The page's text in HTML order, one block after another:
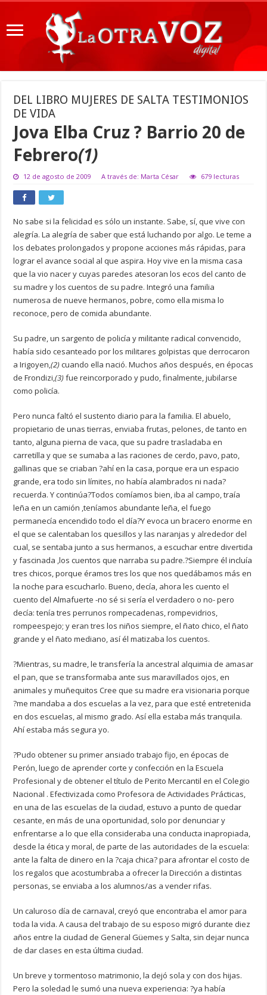
DEL LIBRO MUJERES DE SALTA TESTIMONIOS
DE VIDA
Jova Elba Cruz ? Barrio 20 de
Febrero(1)
12 de agosto de 2009 A través de: Marta César 679 lecturas
No sabe si la felicidad es sólo un instante. Sabe, sí, que vive con
alegría. La alegría de saber que está luchando por algo. Le teme a
los debates prolongados y propone acciones más rápidas, para
lograr el avance social al que aspira. Hoy vive en la misma casa
que la vio nacer y cuyas paredes atesoran los ecos del canto de
su madre y los cuentos de su padre. Integró una familia
numerosa de nueve hermanos, pobre, como ella misma lo
reconoce, pero de comida abundante.
Su padre, un sargento de policía y militante radical convencido,
había sido cesanteado por los militares golpistas que derrocaron
a Irigoyen,(2)cuando ella nació. Muchos años después, en épocas
de Frondizi,(3)fue reincorporado y pudo, finalmente, jubilarse
como policía.
Pero nunca faltó el sustento diario para la familia. El abuelo,
propietario de unas tierras, enviaba frutas, pelones, de tanto en
tanto, alguna pierna de vaca, que su padre trasladaba en
carretilla y que se sumaba a las raciones de cerdo, pavo, pato,
gallinas que se criaban ?ahí en la casa, porque era un espacio
grande, era todo sin límites, no había alambrados ni nada?
recuerda. Y continúa?Todos comíamos bien, iba al campo, traía
leña en un camión ,teníamos abundante leña, el fuego
permanecía encendido todo el día?Y evoca un bracero enorme en
el que se calentaban los quesillos y las naranjas y alrededor del
cual, se sentaba junto a sus hermanos, a escuchar entre divertida
y fascinada ,los cuentos que narraba su padre.?Siempre él incluía
tres chicos, porque éramos tres los que nos quedábamos más en
la noche para escucharlo. Bueno, decía, ahora les cuento el
cuento del Almafuerte -no sé si sería el verdadero o no- pero
decía: tenía tres perrunos rompecadenas, rompevidrios,
rompeespejo; y eran tres los niños siempre, el ñato chico, el ñato
grande y el ñato mediano, así él matizaba los cuentos.
?Mientras, su madre, le transfería la ancestral alquimia de amasar
el pan, que se transformaba ante sus maravillados ojos, en
animales y muñequitos Cree que su madre era visionaria porque
?me mandaba a dos escuelas a la vez, para que esté entretenida
en dos escuelas, al mismo grado. Así ella estaba más tranquila.
Ahí estaba más segura yo.
?Pudo obtener su primer ansiado trabajo fijo, en épocas de
Perón, luego de aprender corte y confección en la Escuela
Profesional y de obtener el título de Perito Mercantil en el Colegio
Nacional . Efectivizada como Profesora de Actividades Prácticas,
en una de las escuelas de la ciudad, estuvo a punto de quedar
cesante, en más de una oportunidad, solo por denunciar y
enfrentarse a lo que ella consideraba una conducta inapropiada,
desde la ética y moral, de parte de las autoridades de la escuela:
ante la falta de dinero en la ?caja chica? para afrontar el costo de
los regalos que acostumbraba a ofrecer la Dirección a distintas
personas, se enviaba a los alumnos/as a vender rifas.
Un caluroso día de carnaval, creyó que encontraba el amor para
toda la vida. A causa del trabajo de su esposo migró durante diez
años entre la ciudad de General Güemes y Salta, sin dejar nunca
de dar clases en esta última ciudad.
Un breve y tormentoso matrimonio, la dejó sola y con dos hijas.
Pero la soledad le sumó una nueva experiencia: ?ya había